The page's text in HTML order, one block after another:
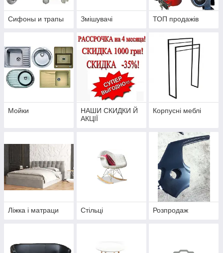
Сифоны и трапы Змішувачі ТОП продажів
Мойки
НАШИ СКИДКИ Й
АКЦІЇ
Корпусні меблі
Ліжка і матраци Стільці Розпродаж